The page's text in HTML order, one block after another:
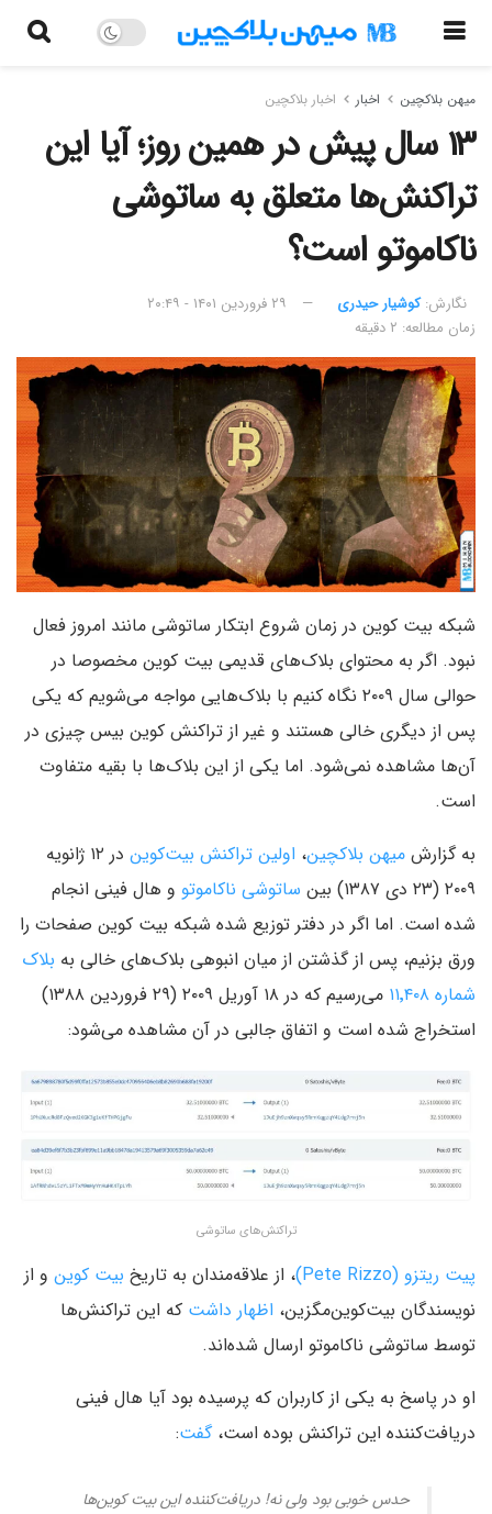
میهن بلاکچین اخبار اخبار بلاکچین
۱۳ سال پیش در همین روز؛ آیا این
تراکنش‌ها متعلق به ساتوشی
ناکاموتو است؟
نگارش:‌ کوشیار حیدری
۲۹ فروردین ۱۴۰۱ - ۲۰:۴۹
زمان مطالعه: ۲ دقیقه
شبکه بیت کوین در زمان شروع ابتکار ساتوشی مانند امروز فعال
نبود. اگر به محتوای بلاک‌های قدیمی بیت کوین مخصوصا در
حوالی سال ۲۰۰۹ نگاه کنیم با بلاک‌هایی مواجه می‌شویم که یکی
پس از دیگری خالی هستند و غیر از تراکنش کوین بیس چیزی در
آن‌ها مشاهده نمی‌شود. اما یکی از این بلاک‌ها با بقیه متفاوت
است.
به گزارش میهن بلاکچین، اولین تراکنش بیت‌کوین
در ۱۲ ژانویه
۲۰۰۹ (۲۳ دی ۱۳۸۷) بین
ساتوشی ناکاموتو و هال فینی انجام
شده است. اما اگر در دفتر توزیع شده شبکه بیت کوین صفحات را
ورق بزنیم، پس از گذشتن از میان انبوهی بلاک‌های خالی به بلاک
شماره ۱۱٬۴۰۸
می‌رسیم که در ۱۸ آوریل ۲۰۰۹ (۲۹ فروردین ۱۳۸۸)
استخراج شده است و اتفاق جالبی در آن مشاهده می‌شود:
تراکنش‌های ساتوشی
پیت ریتزو (Pete Rizzo) ، از علاقه‌مندان به تاریخ بیت کوین و از
نویسندگان بیت‌کوین‌مگزین، اظهار داشت که این تراکنش‌ها
توسط ساتوشی ناکاموتو ارسال شده‌اند.
او در پاسخ به یکی از کاربران که پرسیده بود آیا هال فینی
دریافت‌کننده این تراکنش بوده است،گفت:
حدس خوبی بود ولی نه! دریافت‌کننده این بیت کوین‌ها